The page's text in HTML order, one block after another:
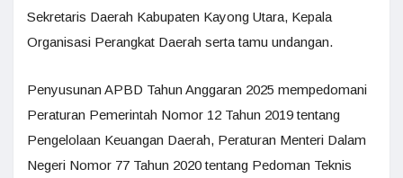
Sekretaris Daerah Kabupaten Kayong Utara, Kepala
Organisasi Perangkat Daerah serta tamu undangan.
Penyusunan APBD Tahun Anggaran 2025 mempedomani
Peraturan Pemerintah Nomor 12 Tahun 2019 tentang
Pengelolaan Keuangan Daerah, Peraturan Menteri Dalam
Negeri Nomor 77 Tahun 2020 tentang Pedoman Teknis